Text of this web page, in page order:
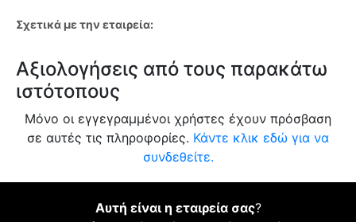
Σχετικά με την εταιρεία:
Αξιολογήσεις από τους παρακάτω
ιστότοπους
Μόνο οι εγγεγραμμένοι χρήστες έχουν πρόσβαση
σε αυτές τις πληροφορίες. Κάντε κλικ εδώ για να
συνδεθείτε.
Αυτή είναι η εταιρεία σας?